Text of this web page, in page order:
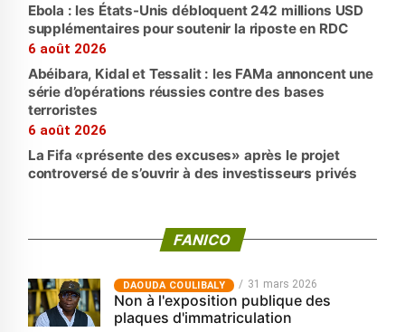
Ebola : les États-Unis débloquent 242 millions USD
supplémentaires pour soutenir la riposte en RDC
6 août 2026
Abéibara, Kidal et Tessalit : les FAMa annoncent une
série d’opérations réussies contre des bases
terroristes
6 août 2026
La Fifa «présente des excuses» après le projet
controversé de s’ouvrir à des investisseurs privés
FANICO
‎DAOUDA COULIBALY 31 mars 2026
Non à l'exposition publique des
plaques d'immatriculation